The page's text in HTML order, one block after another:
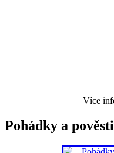
Více
Pohádky a